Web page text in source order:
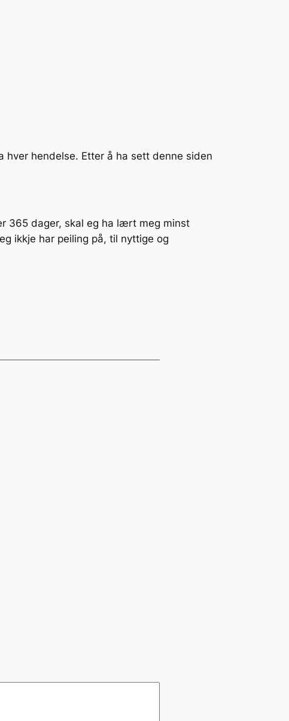
hendelse. Etter å ha sett denne siden
365 dager, skal eg ha lært meg minst
ikkje har peiling på, til nyttige og